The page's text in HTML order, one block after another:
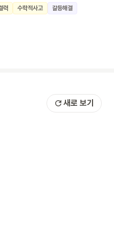
력 수학적사고 갈등해결
새로 보기